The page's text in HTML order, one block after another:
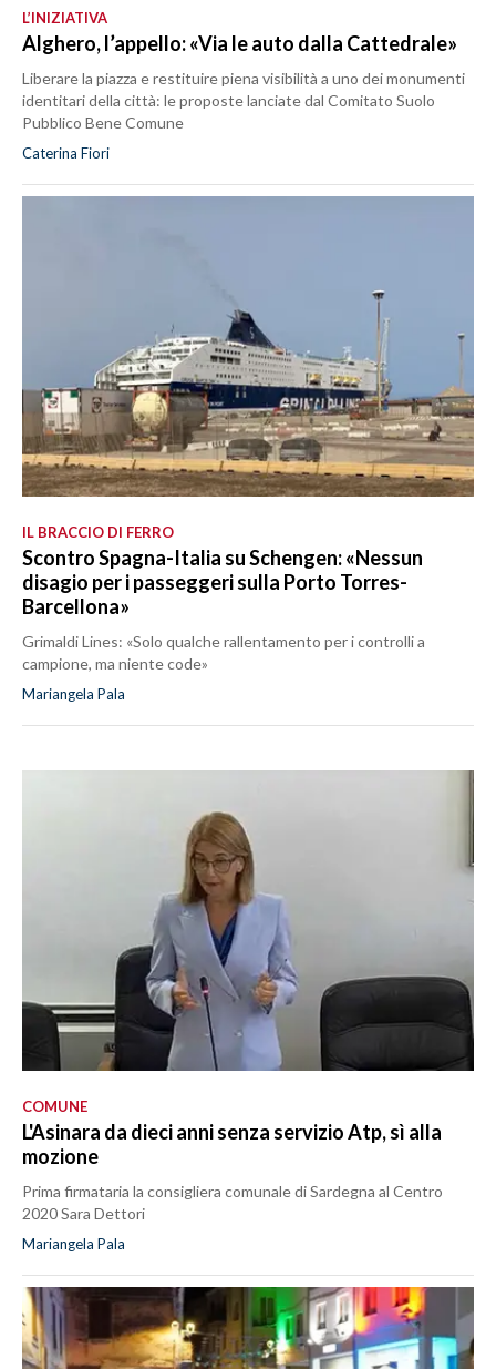
L’INIZIATIVA
Alghero, l’appello: «Via le auto dalla Cattedrale»
Liberare la piazza e restituire piena visibilità a uno dei monumenti
identitari della città: le proposte lanciate dal Comitato Suolo
Pubblico Bene Comune
Caterina Fiori
IL BRACCIO DI FERRO
Scontro Spagna-Italia su Schengen: «Nessun
disagio per i passeggeri sulla Porto Torres-
Barcellona»
Grimaldi Lines: «Solo qualche rallentamento per i controlli a
campione, ma niente code»
Mariangela Pala
COMUNE
L'Asinara da dieci anni senza servizio Atp, sì alla
mozione
Prima firmataria la consigliera comunale di Sardegna al Centro
2020 Sara Dettori
Mariangela Pala